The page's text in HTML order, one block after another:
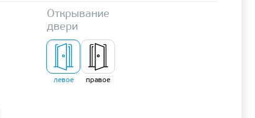
Открывание
двери
левое правое